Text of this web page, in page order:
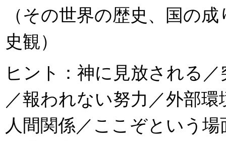
（その世界の歴史、国の
史観）
ヒント：神に見放される
／報われない努力／外部
人間関係／ここぞという